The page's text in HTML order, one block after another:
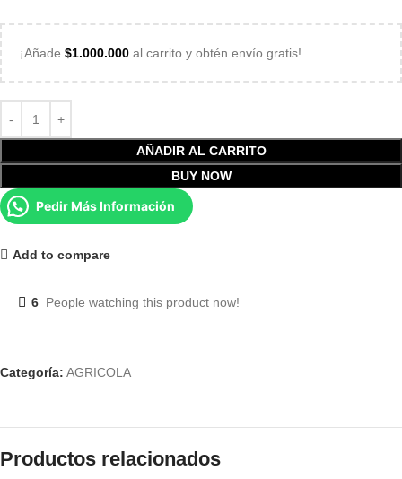
¡Añade $1.000.000 al carrito y obtén envío gratis!
AÑADIR AL CARRITO
BUY NOW
Pedir Más Información
Add to compare
6 People watching this product now!
Categoría: AGRICOLA
Productos relacionados